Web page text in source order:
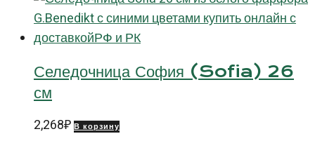
Селедочница София (Sofia) 26
см
2,268₽ В корзину